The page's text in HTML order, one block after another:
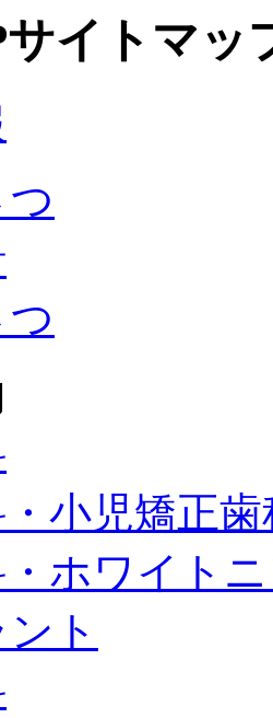
サイトマッ
小児矯正歯
ホワイト
ト